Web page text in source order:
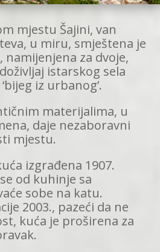
mjestu Šajini, van
u miru, smještena je
namijenjena za dvoje,
istarskog sela
iz urbanog’.
materijalima, u
daje nezaboravni
mjestu.
izgrađena 1907.
od kuhinje sa
sobe na katu.
2003., pazeći da ne
kuća je proširena za